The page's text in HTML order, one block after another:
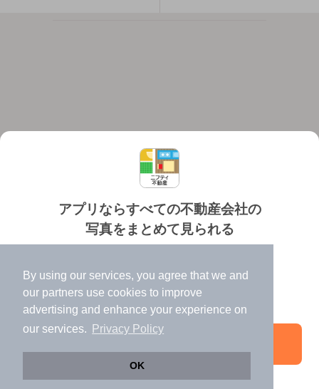
By using our services, you agree that we and
our partners use cookies to improve
advertising and enhance your experience on
our services.
Privacy Policy
OK
アプリならすべての不動産会社の
写真をまとめて見られる
✔️
高速表示で似た物件も見つけやすい
✔️
便利な通知機能も充実
個人情報保護ポリシー 利用規約
©NIFTY Lifestyle Co., Ltd.